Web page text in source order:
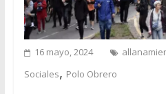
16 mayo, 2024
Sociales, Polo Obrero